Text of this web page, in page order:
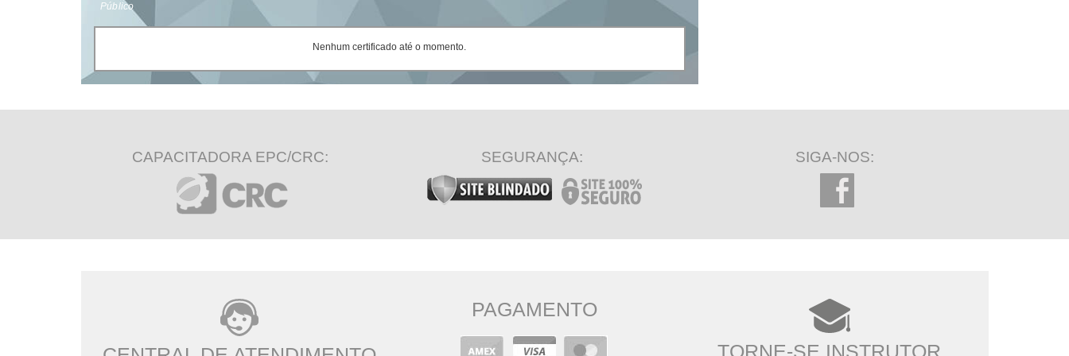
Público
Nenhum certificado até o momento.
CAPACITADORA EPC/CRC: SEGURANÇA: SIGA-NOS:
PAGAMENTO
TORNE-SE INSTRUTOR